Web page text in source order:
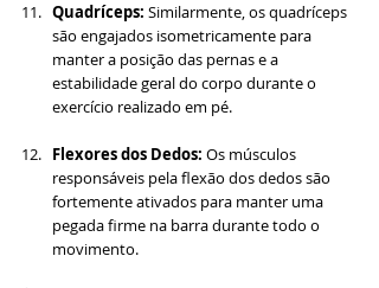
Quadríceps: Similarmente, os quadríceps
são engajados isometricamente para
manter a posição das pernas e a
estabilidade geral do corpo durante o
exercício realizado em pé.
Flexores dos Dedos: Os músculos
responsáveis pela flexão dos dedos são
fortemente ativados para manter uma
pegada firme na barra durante todo o
movimento.